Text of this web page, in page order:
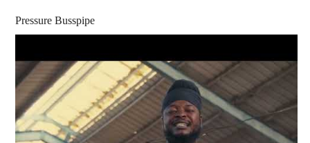
Pressure Busspipe